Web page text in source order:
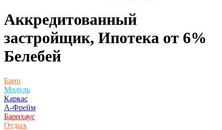
Аккредитованный
застройщик, Ипотека от 6%
Белебей
Бани
Модуль
Каркас
А-Фрейм
Барнхаус
Отдых